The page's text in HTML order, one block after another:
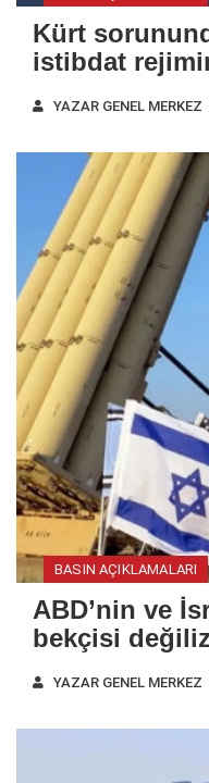
Kürt
istibdat
YAZAR GENEL MERKEZ
BASIN AÇIKLAMALARI
ABD’nin ve
bekçisi
YAZAR GENEL MERKEZ